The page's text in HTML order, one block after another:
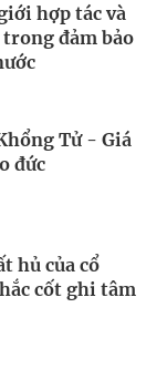
hợp tác và
đảm bảo
Tử - Giá
đức
hủ của cổ
cốt ghi tâm